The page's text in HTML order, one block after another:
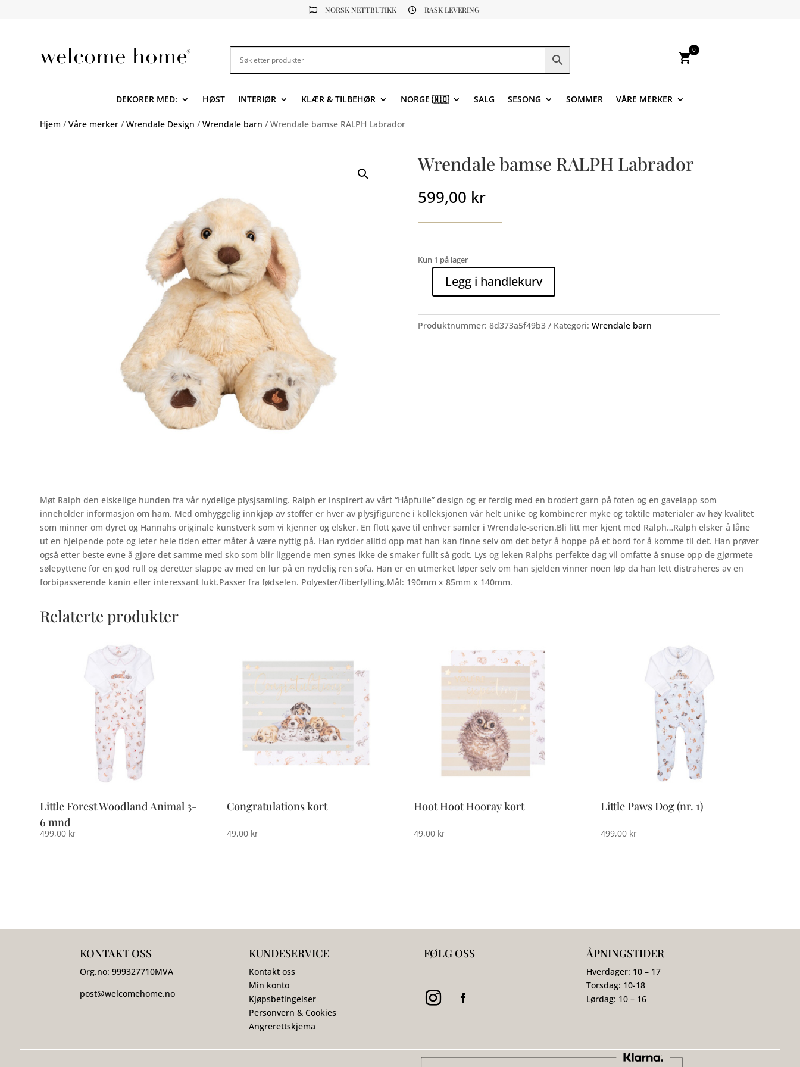
 NORSK NETTBUTIKK  RASK LEVERING
shopping_cart
0
DEKORER MED: HØST INTERIØR KLÆR & TILBEHØR NORGE 🇳🇴 SALG SESONG SOMMER VÅRE MERKER
Hjem /Våre merker /Wrendale Design /Wrendale barn / Wrendale bamse RALPH Labrador
Wrendale bamse RALPH Labrador
599,00 kr
Kun 1 på lager
Wrendale
RALPH
Labrador
Legg i handlekurv
Produktnummer: 8d373a5f49b3 Kategori: Wrendale barn
Møt Ralph den elskelige hunden fra vår nydelige plysjsamling. Ralph er inspirert av vårt “Håpfulle” design og er ferdig med en brodert garn på foten og en gavelapp som
inneholder informasjon om ham. Med omhyggelig innkjøp av stoffer er hver av plysjfigurene i kolleksjonen vår helt unike og kombinerer myke og taktile materialer av høy kvalitet
som minner om dyret og Hannahs originale kunstverk som vi kjenner og elsker. En flott gave til enhver samler i Wrendale-serien.Bli litt mer kjent med Ralph…Ralph elsker å låne
ut en hjelpende pote og leter hele tiden etter måter å være nyttig på. Han rydder alltid opp mat han kan finne selv om det betyr å hoppe på et bord for å komme til det. Han prøver
også etter beste evne å gjøre det samme med sko som blir liggende men synes ikke de smaker fullt så godt. Lys og leken Ralphs perfekte dag vil omfatte å snuse opp de gjørmete
sølepyttene for en god rull og deretter slappe av med en lur på en nydelig ren sofa. Han er en utmerket løper selv om han sjelden vinner noen løp da han lett distraheres av en
forbipasserende kanin eller interessant lukt.Passer fra fødselen. Polyester/fiberfylling.Mål: 190mm x 85mm x 140mm.
Relaterte produkter
Little Forest Woodland Animal 3-
6 mnd
499,00 kr
Congratulations kort
49,00 kr
Hoot Hoot Hooray kort
49,00 kr
Little Paws Dog (nr. 1)
499,00 kr
KONTAKT OSS
Org.no:999327710MVA
post@welcomehome.no
KUNDESERVICE
Kontakt oss
Min konto
Kjøpsbetingelser
Personvern & Cookies
Angrerettskjema
FØLG OSS ÅPNINGSTIDER
Hverdager: 10 – 17
Torsdag: 10-18
Lørdag: 10 – 16